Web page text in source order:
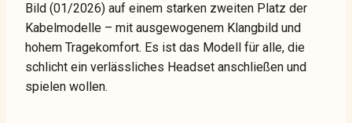
Bild (01/2026) auf einem starken zweiten Platz der
Kabelmodelle – mit ausgewogenem Klangbild und
hohem Tragekomfort. Es ist das Modell für alle, die
schlicht ein verlässliches Headset anschließen und
spielen wollen.